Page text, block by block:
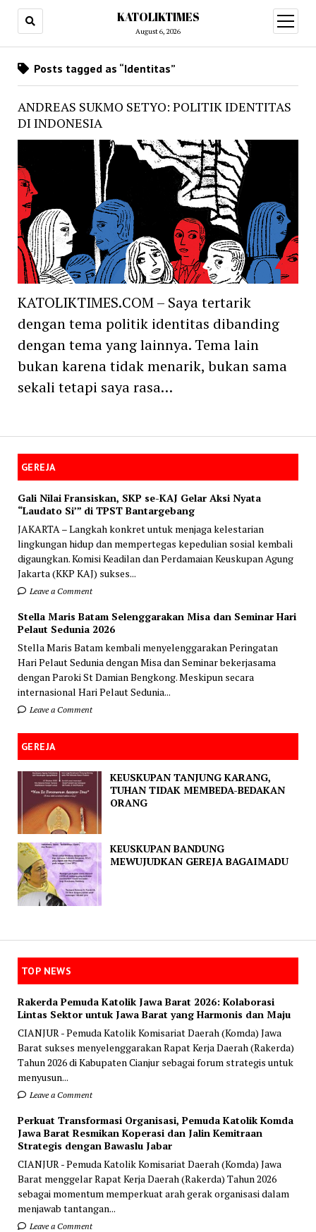
KATOLIKTIMES
August 6, 2026
open
menu
GEREJA
Gali Nilai Fransiskan, SKP se-KAJ Gelar Aksi Nyata
“Laudato Si’” di TPST Bantargebang
JAKARTA – Langkah konkret untuk menjaga kelestarian
lingkungan hidup dan mempertegas kepedulian sosial kembali
digaungkan. Komisi Keadilan dan Perdamaian Keuskupan Agung
Jakarta (KKP KAJ) sukses...
Leave a Comment
Stella Maris Batam Selenggarakan Misa dan Seminar Hari
Pelaut Sedunia 2026
Stella Maris Batam kembali menyelenggarakan Peringatan
Hari Pelaut Sedunia dengan Misa dan Seminar bekerjasama
dengan Paroki St Damian Bengkong. Meskipun secara
internasional Hari Pelaut Sedunia...
Leave a Comment
GEREJA
KEUSKUPAN TANJUNG KARANG,
TUHAN TIDAK MEMBEDA-BEDAKAN
ORANG
KEUSKUPAN BANDUNG
MEWUJUDKAN GEREJA BAGAIMADU
Posts tagged as “Identitas”
ANDREAS SUKMO SETYO: POLITIK IDENTITAS
DI INDONESIA
KATOLIKTIMES.COM – Saya tertarik
dengan tema politik identitas dibanding
dengan tema yang lainnya. Tema lain
bukan karena tidak menarik, bukan sama
sekali tetapi saya rasa…
TOP NEWS
Rakerda Pemuda Katolik Jawa Barat 2026: Kolaborasi
Lintas Sektor untuk Jawa Barat yang Harmonis dan Maju
CIANJUR - Pemuda Katolik Komisariat Daerah (Komda) Jawa
Barat sukses menyelenggarakan Rapat Kerja Daerah (Rakerda)
Tahun 2026 di Kabupaten Cianjur sebagai forum strategis untuk
menyusun...
Leave a Comment
Perkuat Transformasi Organisasi, Pemuda Katolik Komda
Jawa Barat Resmikan Koperasi dan Jalin Kemitraan
Strategis dengan Bawaslu Jabar
CIANJUR - Pemuda Katolik Komisariat Daerah (Komda) Jawa
Barat menggelar Rapat Kerja Daerah (Rakerda) Tahun 2026
sebagai momentum memperkuat arah gerak organisasi dalam
menjawab tantangan...
Leave a Comment